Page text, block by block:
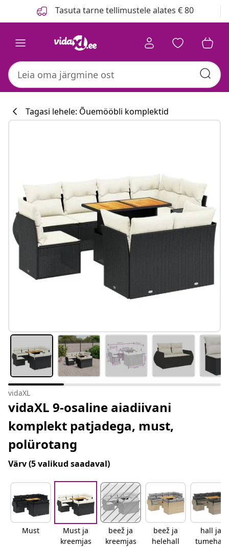
Tasuta tarne tellimustele alates € 80
#sharemevidaxl
Tagasi lehele: Õuemööbli komplektid
vidaXL
vidaXL 9-osaline aiadiivani
komplekt patjadega, must,
polürotang
Värv(5 valikud saadaval)
Must
Must ja
kreemjas
beež ja
kreemjas
beež ja
helehall
hall ja
tumehall